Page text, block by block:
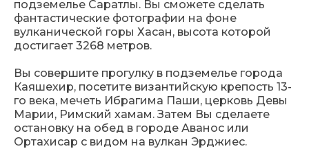
подземелье Саратлы. Вы сможете сделать
фантастические фотографии на фоне
вулканической горы Хасан, высота которой
достигает 3268 метров.
Вы совершите прогулку в подземелье города
Каяшехир, посетите византийскую крепость 13-
го века, мечеть Ибрагима Паши, церковь Девы
Марии, Римский хамам. Затем Вы сделаете
остановку на обед в городе Аванос или
Ортахисар с видом на вулкан Эрджиес.